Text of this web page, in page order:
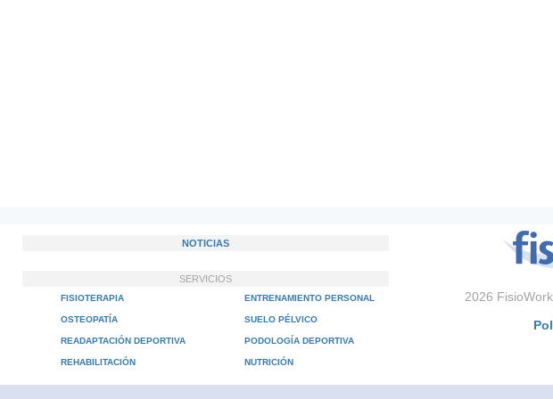
NOTICIAS
SERVICIOS
FISIOTERAPIA
OSTEOPATÍA
READAPTACIÓN DEPORTIVA
REHABILITACIÓN
ENTRENAMIENTO PERSONAL
SUELO PÉLVICO
PODOLOGÍA DEPORTIVA
NUTRICIÓN
2026